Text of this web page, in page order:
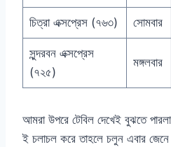
চিত্রা এক্সপ্রেস (৭৬৩) সোমবার
সুন্দরবন এক্সপ্রেস
(৭২৫)
মঙ্গলবার
আমরা উপরে টেবিল দেখেই বুঝতে
ই চলাচল করে তাহলে চলুন এবার জেনে